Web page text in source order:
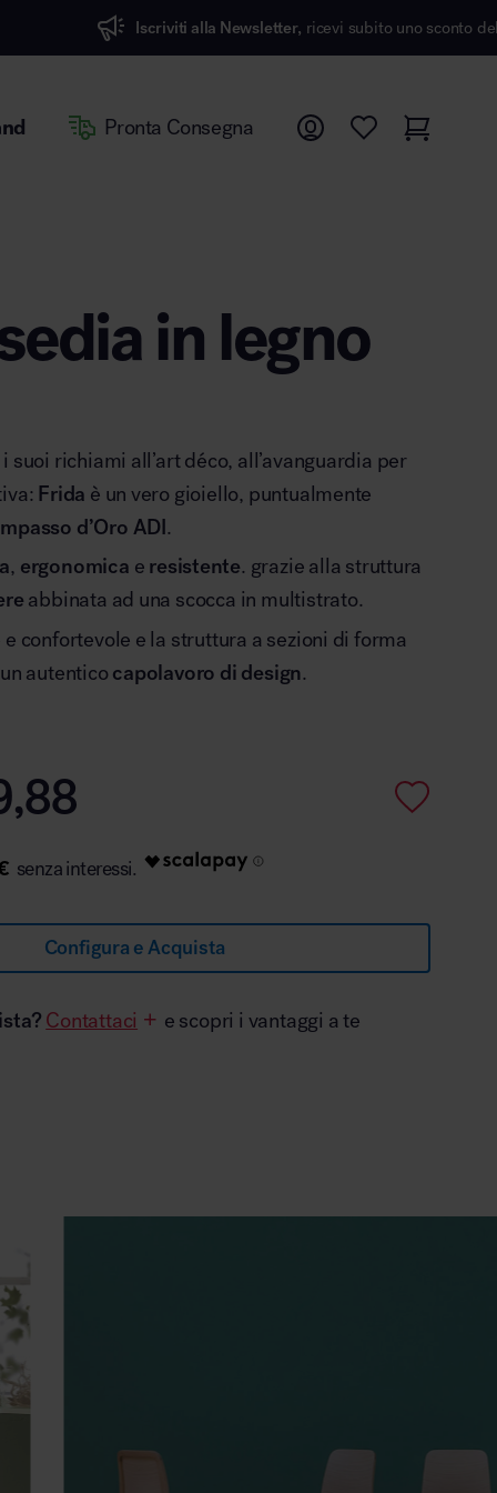
Iscriviti alla Newsletter, ricevi subito uno sconto del 7%
Pronta Consegna
in legno
suoi richiami all’art déco, all’avanguardia per
Frida è un vero gioiello, puntualmente
d’Oro ADI.
, ergonomica e resistente. grazie alla struttura
abbinata ad una scocca in multistrato.
confortevole e la struttura a sezioni di forma
autenticocapolavoro di design.
Configura e Acquista
Contattaci e scopri i vantaggi a te